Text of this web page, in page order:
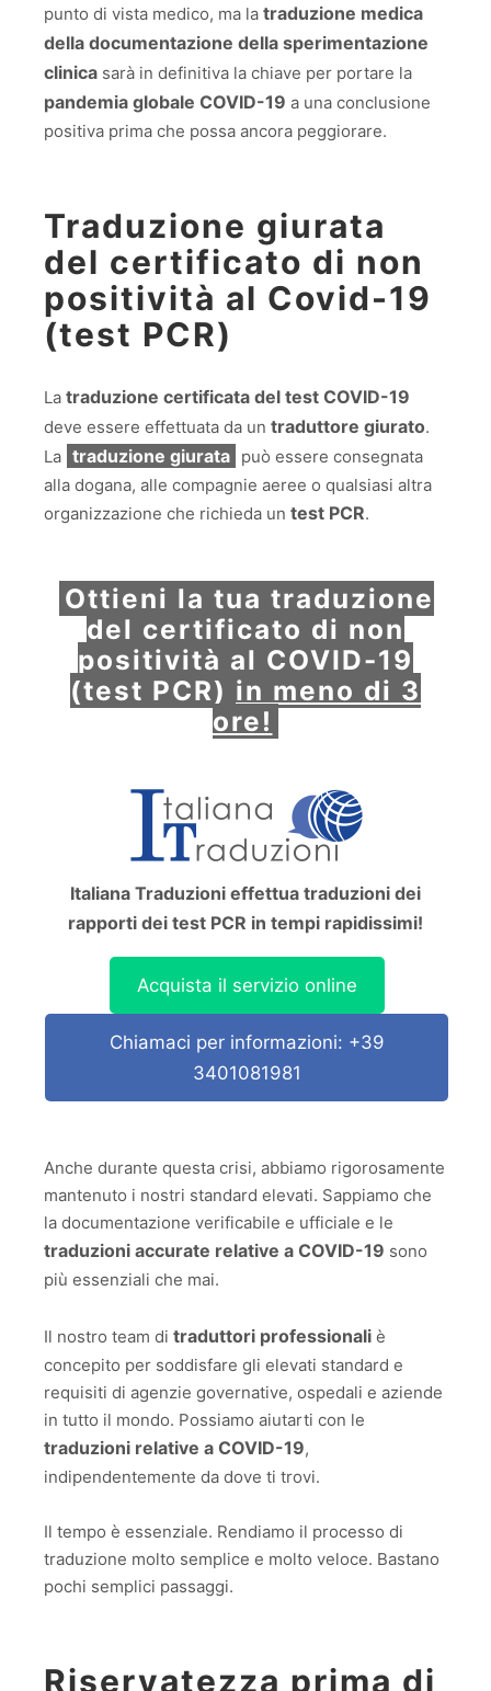
punto di vista medico, ma la traduzione medica
della documentazione della sperimentazione
clinica sarà in definitiva la chiave per portare la
pandemia globale COVID-19 a una conclusione
positiva prima che possa ancora peggiorare.
Traduzione giurata
del certificato di non
positività al Covid-19
(test PCR)
La traduzione certificata del test COVID-19
deve essere effettuata da un traduttore giurato.
La traduzione giurata può essere consegnata
alla dogana, alle compagnie aeree o qualsiasi altra
organizzazione che richieda un test PCR.
Ottieni la tua traduzione
del certificato di non
positività al COVID-19
(test PCR) in meno di 3
ore!
Italiana Traduzioni effettua traduzioni dei
rapporti dei test PCR in tempi rapidissimi!
Acquista il servizio online
Chiamaci per informazioni: +39
3401081981
Anche durante questa crisi, abbiamo rigorosamente
mantenuto i nostri standard elevati. Sappiamo che
la documentazione verificabile e ufficiale e le
traduzioni accurate relative a COVID-19 sono
più essenziali che mai.
Il nostro team di traduttori professionali è
concepito per soddisfare gli elevati standard e
requisiti di agenzie governative, ospedali e aziende
in tutto il mondo. Possiamo aiutarti con le
traduzioni relative a COVID-19,
indipendentemente da dove ti trovi.
Il tempo è essenziale. Rendiamo il processo di
traduzione molto semplice e molto veloce. Bastano
pochi semplici passaggi.
Riservatezza prima di